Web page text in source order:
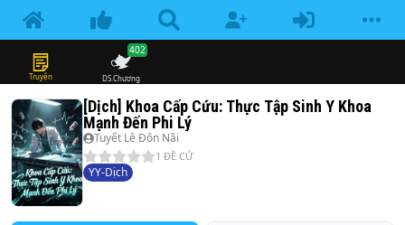
Truyện DS.Chương
402
[Dịch] Khoa Cấp Cứu: Thực Tập Sinh Y Khoa
Mạnh Đến Phi Lý
Tuyết Lê Đôn Nãi
1 ĐỀ CỬ
YY-Dịch